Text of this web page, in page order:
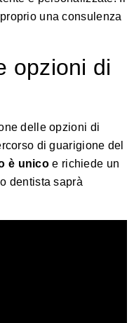
una consulenza
opzioni di
delle opzioni di
di guarigione del
è unico e richiede un
dentista saprà